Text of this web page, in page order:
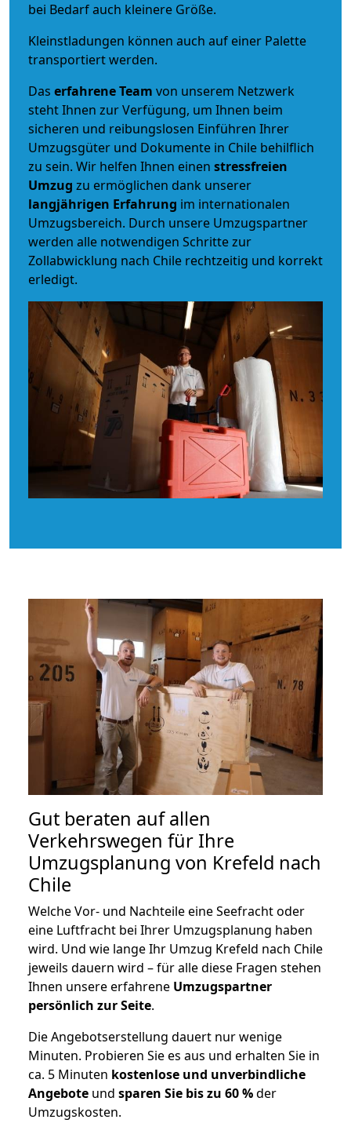
bei Bedarf auch kleinere Größe.
Kleinstladungen können auch auf einer Palette
transportiert werden.
Das erfahrene Team von unserem Netzwerk
steht Ihnen zur Verfügung, um Ihnen beim
sicheren und reibungslosen Einführen Ihrer
Umzugsgüter und Dokumente in Chile behilflich
zu sein. Wir helfen Ihnen einen stressfreien
Umzug zu ermöglichen dank unserer
langjährigen Erfahrung im internationalen
Umzugsbereich. Durch unsere Umzugspartner
werden alle notwendigen Schritte zur
Zollabwicklung nach Chile rechtzeitig und korrekt
erledigt.
Gut beraten auf allen
Verkehrswegen für Ihre
Umzugsplanung von Krefeld nach
Chile
Welche Vor- und Nachteile eine Seefracht oder
eine Luftfracht bei Ihrer Umzugsplanung haben
wird. Und wie lange Ihr Umzug Krefeld nach Chile
jeweils dauern wird – für alle diese Fragen stehen
Ihnen unsere erfahrene Umzugspartner
persönlich zur Seite.
Die Angebotserstellung dauert nur wenige
Minuten. Probieren Sie es aus und erhalten Sie in
ca. 5 Minuten kostenlose und unverbindliche
Angebote und sparen Sie bis zu 60 %der
Umzugskosten.